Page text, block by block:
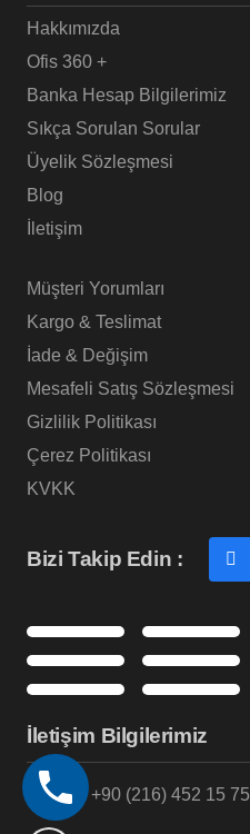
Hakkımızda
Ofis 360 +
Banka Hesap Bilgilerimiz
Sıkça Sorulan Sorular
Üyelik Sözleşmesi
Blog
İletişim
Müşteri Yorumları
Kargo & Teslimat
İade & Değişim
Mesafeli Satış Sözleşmesi
Gizlilik Politikası
Çerez Politikası
KVKK
Bizi Takip Edin :
İletişim Bilgilerimiz
+90 (216) 452 15 75